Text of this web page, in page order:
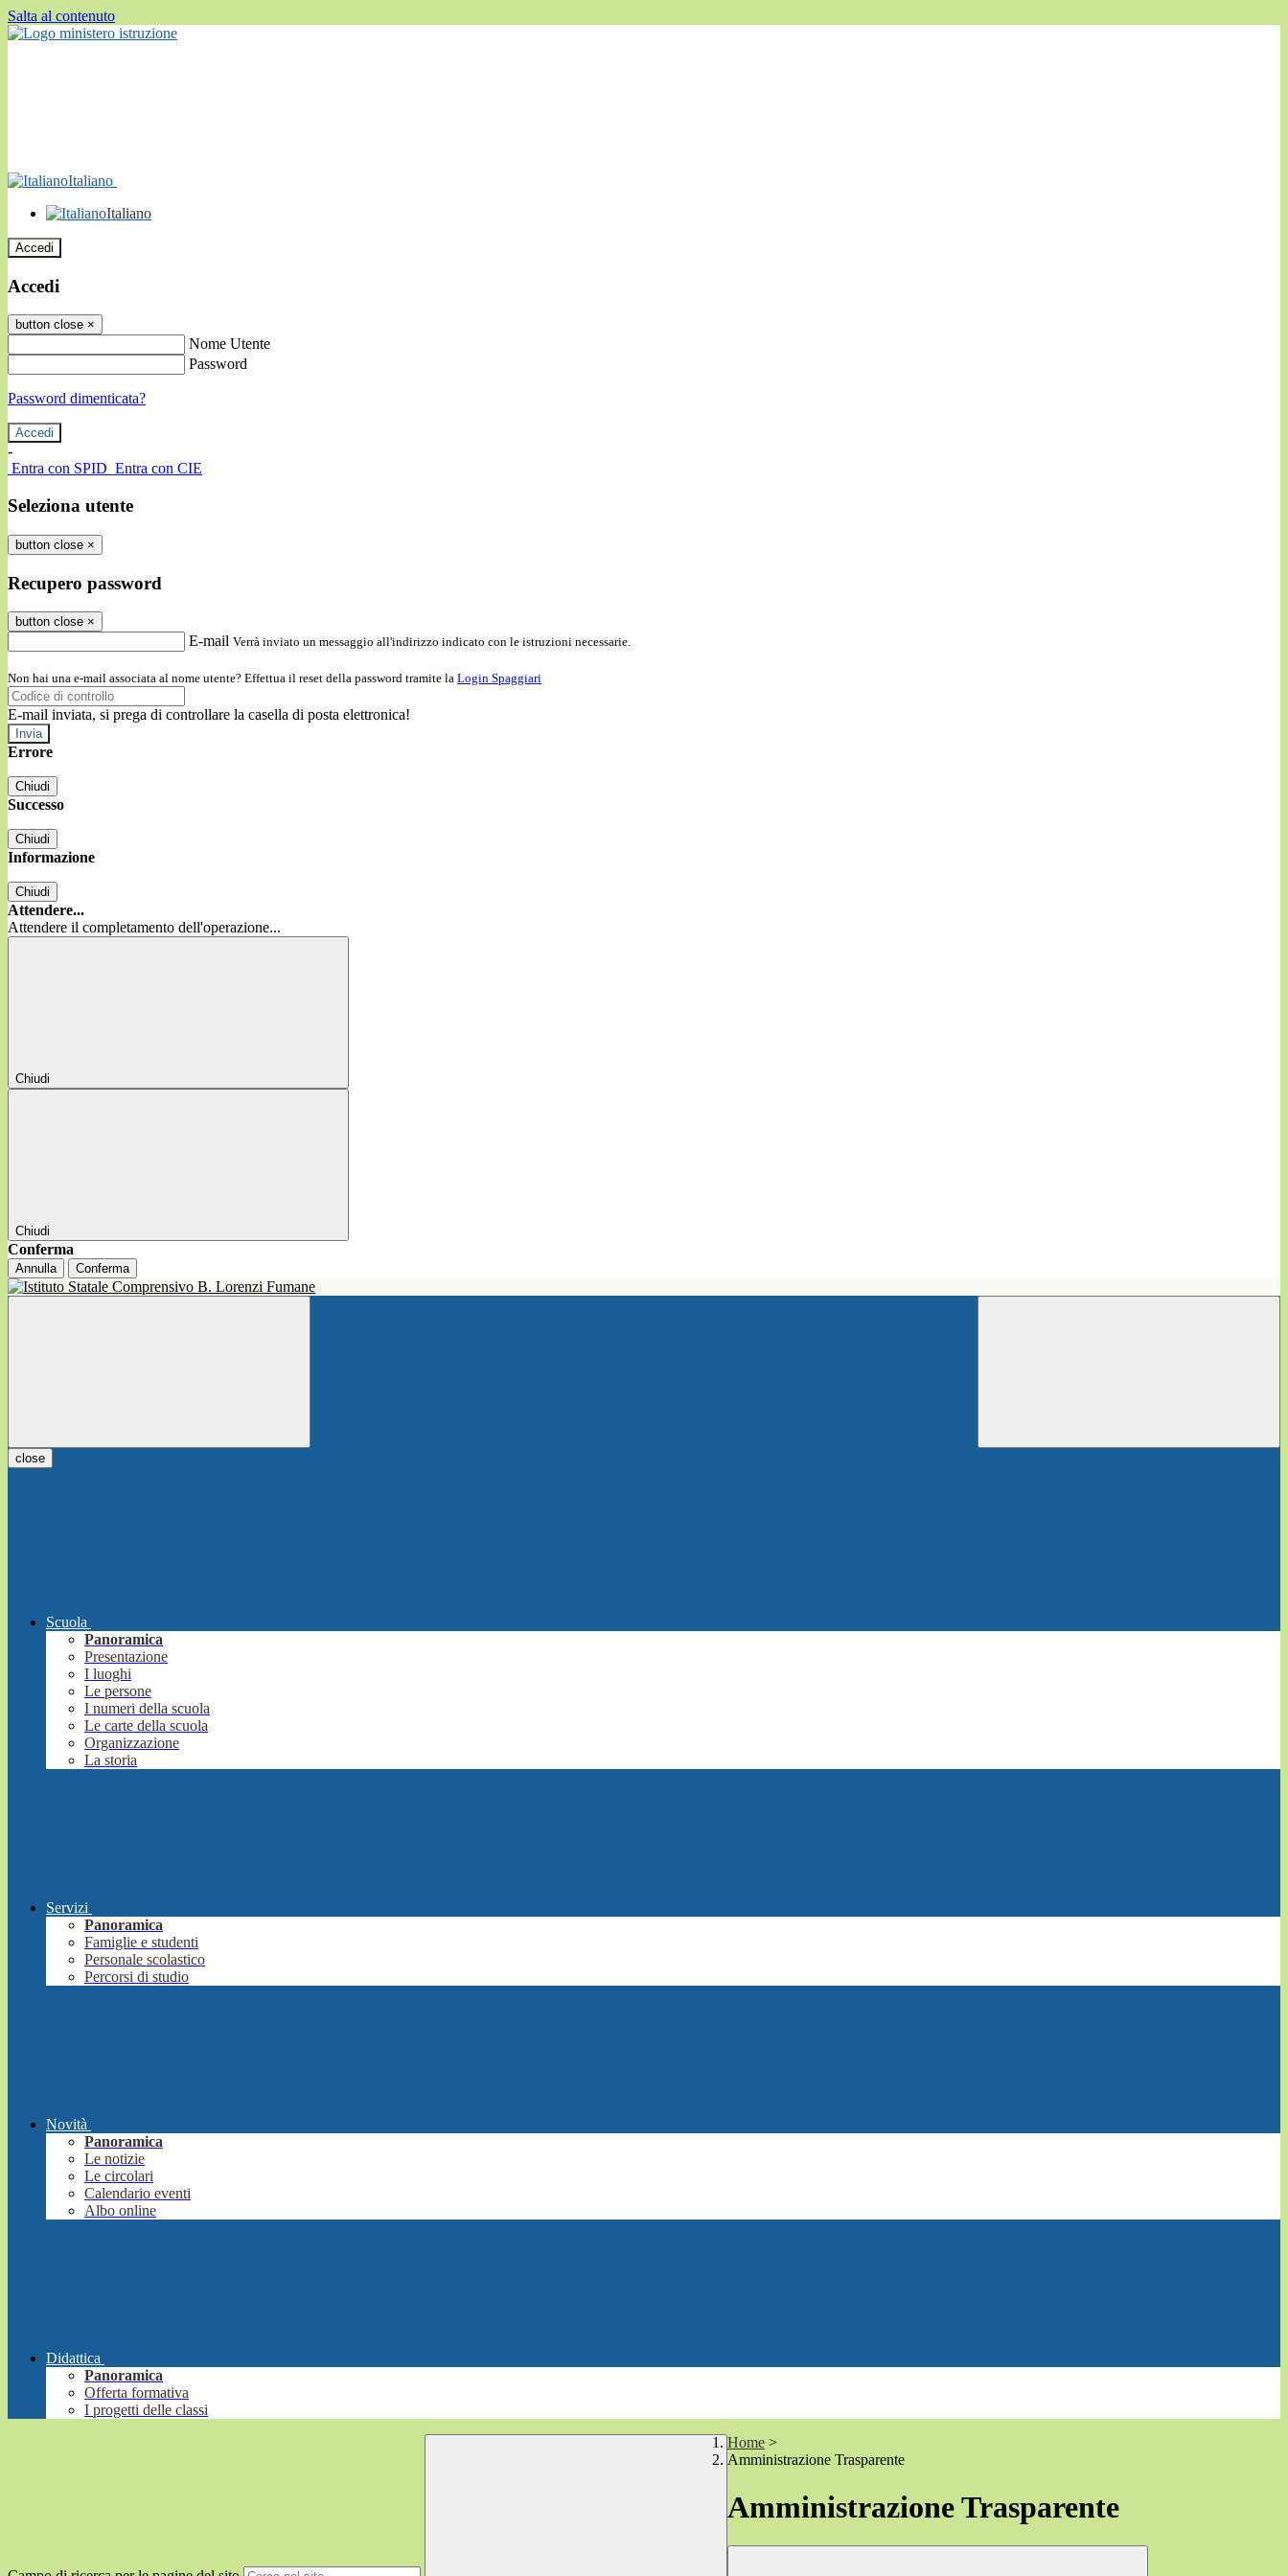
Salta al contenuto
Italiano
Italiano
Accedi
Accedi
button close ×
Nome Utente
Password
Password dimenticata?
-
Entra con SPID Entra con CIE
Seleziona utente
button close ×
Recupero password
button close ×
E-mail Verrà inviato un messaggio all'indirizzo indicato con le istruzioni necessarie.
Non hai una e-mail associata al nome utente? Effettua il reset della password tramite la Login Spaggiari
E-mail inviata, si prega di controllare la casella di posta elettronica!
Errore
Chiudi
Successo
Chiudi
Informazione
Chiudi
Attendere...
Attendere il completamento dell'operazione...
Chiudi
Chiudi
Conferma
Annulla Conferma
close
Scuola
Panoramica
Presentazione
I luoghi
Le persone
I numeri della scuola
Le carte della scuola
Organizzazione
La storia
Servizi
Panoramica
Famiglie e studenti
Personale scolastico
Percorsi di studio
Novità
Panoramica
Le notizie
Le circolari
Calendario eventi
Albo online
Didattica
Panoramica
Offerta formativa
I progetti delle classi
Home >
Amministrazione Trasparente
Amministrazione Trasparente